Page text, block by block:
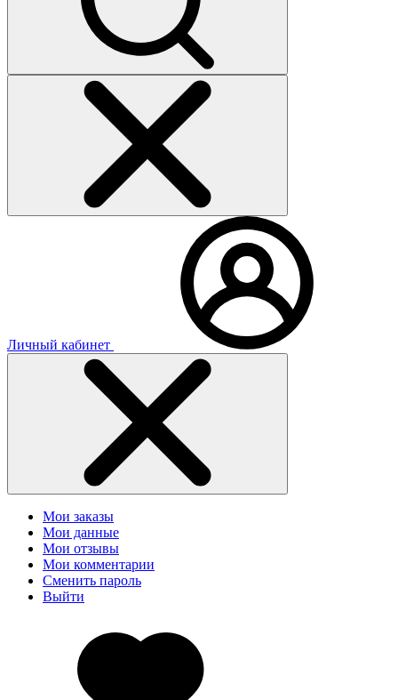
Личный кабинет
Мои заказы
Мои данные
Мои отзывы
Мои комментарии
Сменить пароль
Выйти